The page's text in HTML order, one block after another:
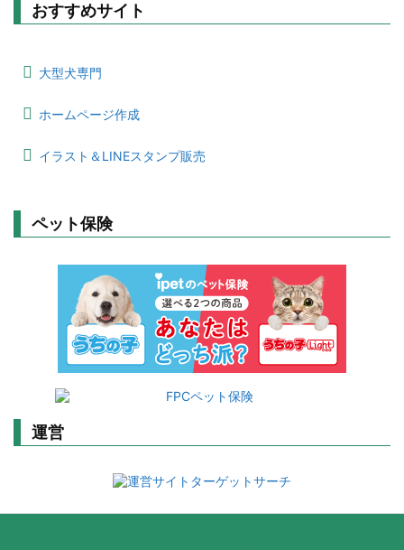
おすすめサイト
大型犬専門
ホームページ作成
イラスト＆LINEスタンプ販売
ペット保険
運営